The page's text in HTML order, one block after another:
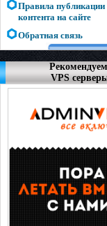
Правила публикации
контента на сайте
Обратная связь
VPS